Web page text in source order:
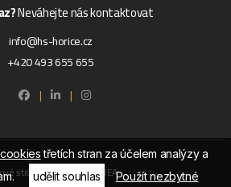
Neváhejte nás kontaktovat
info@hs-horice.cz
+420 493 655 655
|
|
stránky ©2026 PANKREA
cookiestřetích stran za účelem analýzy a
udělit souhlas Použít nezbytné